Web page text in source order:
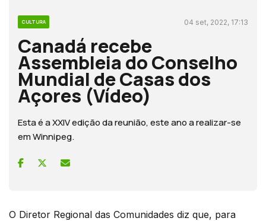
CULTURA 04 set, 2022, 17:13
Canadá recebe
Assembleia do Conselho
Mundial de Casas dos
Açores (Vídeo)
Esta é a XXIV edição da reunião, este ano a realizar-se
em Winnipeg.
O Diretor Regional das Comunidades diz que, para